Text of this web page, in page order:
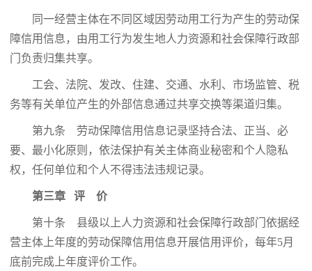
同一经营主体在不同区域因劳动用工行为产生的劳动保
障信用信息，由用工行为发生地人力资源和社会保障行政部
门负责归集共享。
工会、法院、发改、住建、交通、水利、市场监管、税
务等有关单位产生的外部信息通过共享交换等渠道归集。
第九条 劳动保障信用信息记录坚持合法、正当、必
要、最小化原则，依法保护有关主体商业秘密和个人隐私
权，任何单位和个人不得违法违规记录。
第三章 评 价
第十条 县级以上人力资源和社会保障行政部门依据经
营主体上年度的劳动保障信用信息开展信用评价，每年5月
底前完成上年度评价工作。